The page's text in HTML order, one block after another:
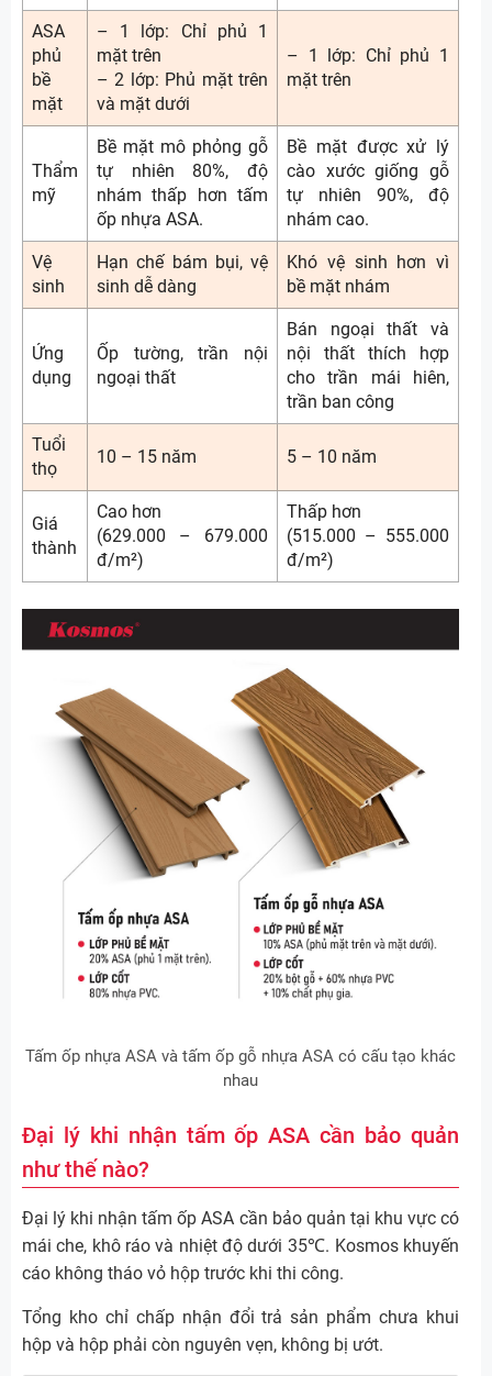
ASA
phủ
bề
mặt
– 1 lớp: Chỉ phủ 1
mặt trên
– 2 lớp: Phủ mặt trên
và mặt dưới
– 1 lớp: Chỉ phủ 1
mặt trên
Thẩm
mỹ
Bề mặt mô phỏng gỗ
tự nhiên 80%, độ
nhám thấp hơn tấm
ốp nhựa ASA.
Bề mặt được xử lý
cào xước giống gỗ
tự nhiên 90%, độ
nhám cao.
Vệ
sinh
Hạn chế bám bụi, vệ
sinh dễ dàng
Khó vệ sinh hơn vì
bề mặt nhám
Ứng
dụng
Ốp tường, trần nội
ngoại thất
Bán ngoại thất và
nội thất thích hợp
cho trần mái hiên,
trần ban công
Tuổi
thọ
10 – 15 năm 5 – 10 năm
Giá
thành
Cao hơn
(629.000 – 679.000
đ/m²)
Thấp hơn
(515.000 – 555.000
đ/m²)
Tấm ốp nhựa ASA và tấm ốp gỗ nhựa ASA có cấu tạo khác
nhau
Đại lý khi nhận tấm ốp ASA cần bảo quản
như thế nào?
Đại lý khi nhận tấm ốp ASA cần bảo quản tại khu vực có
mái che, khô ráo và nhiệt độ dưới 35℃. Kosmos khuyến
cáo không tháo vỏ hộp trước khi thi công.
Tổng kho chỉ chấp nhận đổi trả sản phẩm chưa khui
hộp và hộp phải còn nguyên vẹn, không bị ướt.